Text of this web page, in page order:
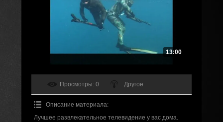
13:00
Просмотры: 0 Другое
Описание материала:
Лучшее развлекательное телевидение у вас дома.